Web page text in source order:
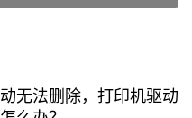
无法删除，打印机驱动